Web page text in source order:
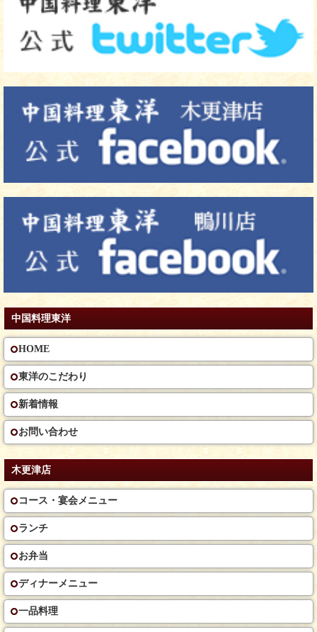
中国料理東洋
HOME
東洋のこだわり
新着情報
お問い合わせ
木更津店
コース・宴会メニュー
ランチ
お弁当
ディナーメニュー
一品料理